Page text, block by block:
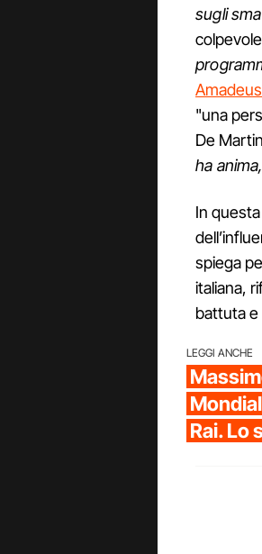
sugli
"una
De
ha
In
spiega
italiana,
battuta
LEGGI ANCHE
Rai. Lo